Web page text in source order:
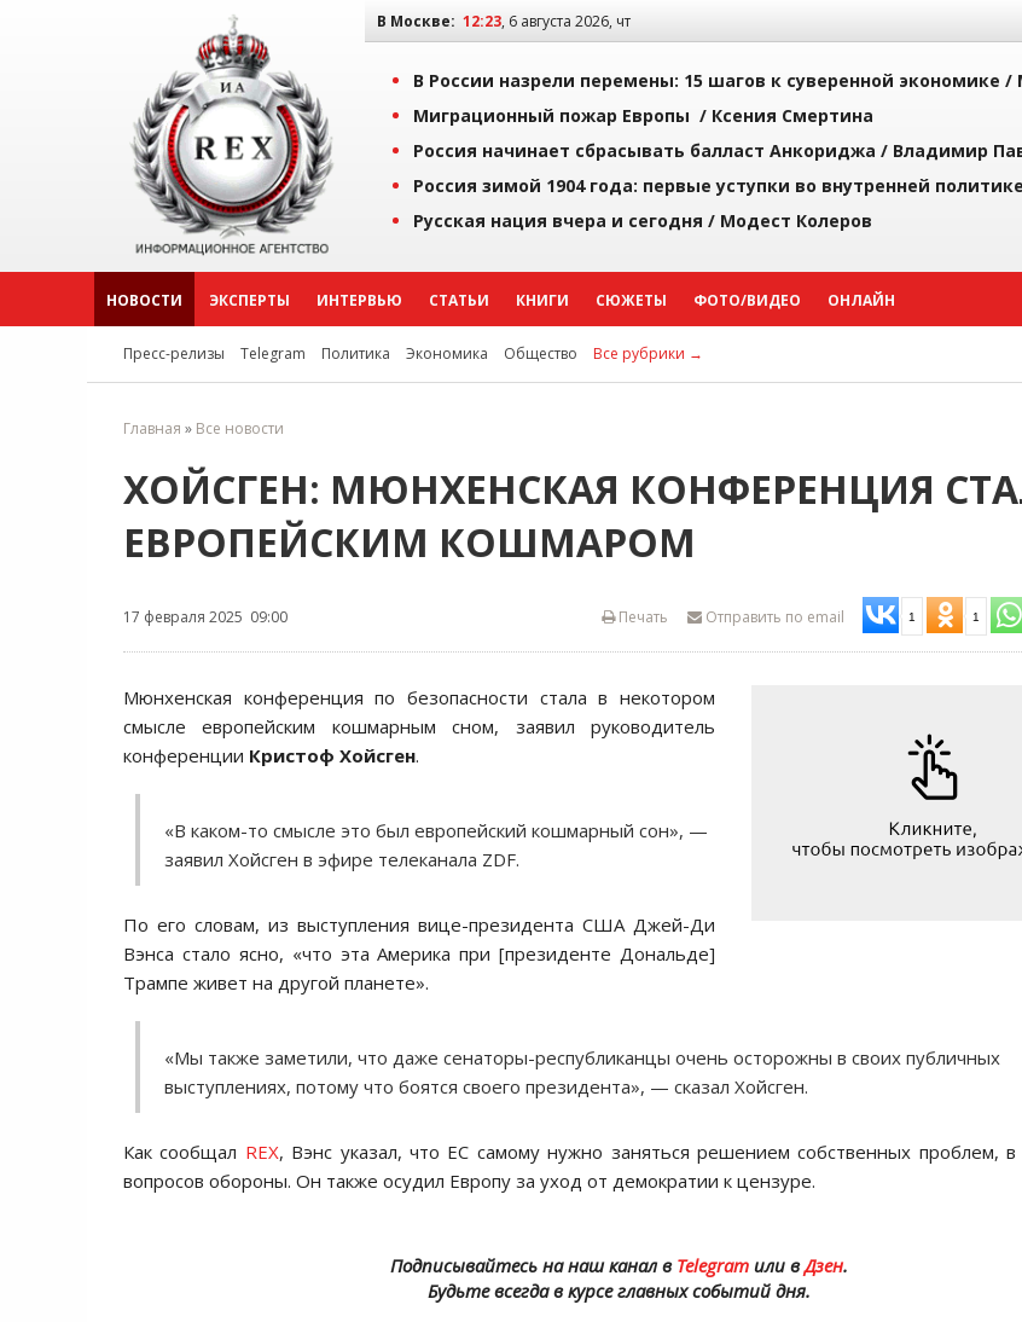
В Москве: 12:23, 6 августа 2026, чт
В России назрели перемены: 15 шагов к суверенной экономике /
Миграционный пожар Европы / Ксения Смертина
Россия начинает сбрасывать балласт Анкориджа / Владимир
Россия зимой 1904 года: первые уступки во внутренней
Русская нация вчера и сегодня / Модест Колеров
НОВОСТИ ЭКСПЕРТЫ ИНТЕРВЬЮ СТАТЬИ КНИГИ СЮЖЕТЫ ФОТО/ВИДЕО ОНЛАЙН
Пресс-релизы Telegram Политика Экономика Общество Все рубрики →
Главная » Все новости
ХОЙСГЕН: МЮНХЕНСКАЯ КОНФЕРЕНЦИЯ
ЕВРОПЕЙСКИМ КОШМАРОМ
17 февраля 2025 09:00 Отправить по email 1 1
Печать
Мюнхенская конференция по безопасности стала в некотором
смысле европейским кошмарным сном, заявил руководитель
конференции Кристоф Хойсген.
«В каком-то смысле это был европейский кошмарный сон», —
заявил Хойсген в эфире телеканала ZDF.
По его словам, из выступления вице-президента США Джей-Ди
Вэнса стало ясно, «что эта Америка при [президенте Дональде]
Трампе живет на другой планете».
«Мы также заметили, что даже сенаторы-республиканцы очень осторожны в своих публичных
выступлениях, потому что боятся своего президента», — сказал Хойсген.
Как сообщал REX, Вэнс указал, что ЕС самому нужно заняться решением собственных проблем, в
вопросов обороны. Он также осудил Европу за уход от демократии к цензуре.
Подписывайтесь на наш канал в Telegramили вДзен.
Будьте всегда в курсе главных событий дня.